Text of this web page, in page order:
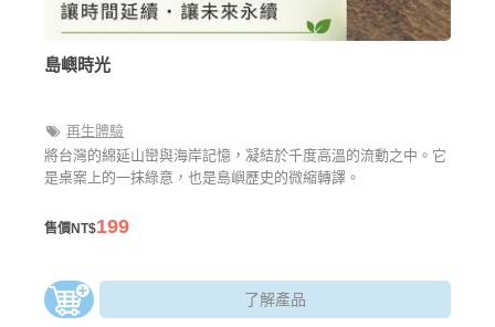
島嶼時光
再生體驗
將台灣的綿延山巒與海岸記憶，凝結於千度高溫的流動之中。它
是桌案上的一抹綠意，也是島嶼歷史的微縮轉譯。
售價NT$199
了解產品